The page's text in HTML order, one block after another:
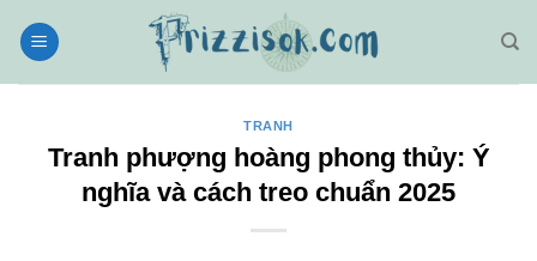
qua
TRANH
Tranh phượng hoàng phong thủy: Ý
nghĩa và cách treo chuẩn 2025